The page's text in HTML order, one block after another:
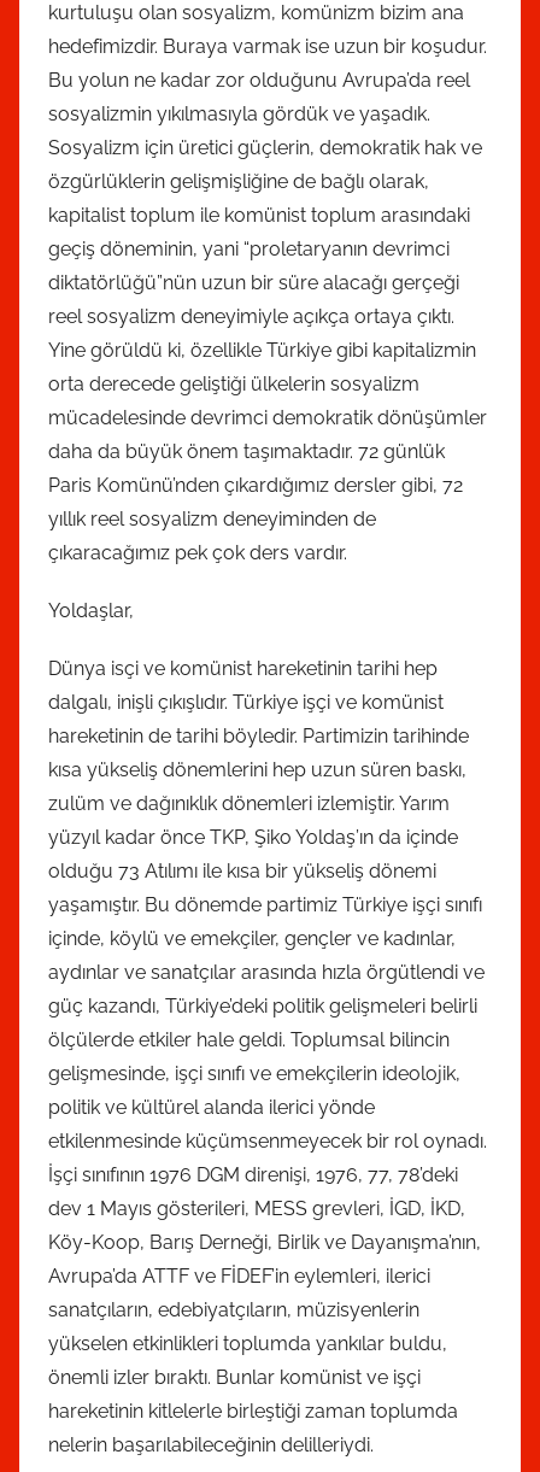
kurtuluşu olan sosyalizm, komünizm bizim ana
hedefimizdir. Buraya varmak ise uzun bir koşudur.
Bu yolun ne kadar zor olduğunu Avrupa’da reel
sosyalizmin yıkılmasıyla gördük ve yaşadık.
Sosyalizm için üretici güçlerin, demokratik hak ve
özgürlüklerin gelişmişliğine de bağlı olarak,
kapitalist toplum ile komünist toplum arasındaki
geçiş döneminin, yani “proletaryanın devrimci
diktatörlüğü”nün uzun bir süre alacağı gerçeği
reel sosyalizm deneyimiyle açıkça ortaya çıktı.
Yine görüldü ki, özellikle Türkiye gibi kapitalizmin
orta derecede geliştiği ülkelerin sosyalizm
mücadelesinde devrimci demokratik dönüşümler
daha da büyük önem taşımaktadır. 72 günlük
Paris Komünü’nden çıkardığımız dersler gibi, 72
yıllık reel sosyalizm deneyiminden de
çıkaracağımız pek çok ders vardır.
Yoldaşlar,
Dünya isçi ve komünist hareketinin tarihi hep
dalgalı, inişli çıkışlıdır. Türkiye işçi ve komünist
hareketinin de tarihi böyledir. Partimizin tarihinde
kısa yükseliş dönemlerini hep uzun süren baskı,
zulüm ve dağınıklık dönemleri izlemiştir. Yarım
yüzyıl kadar önce TKP, Şiko Yoldaş’ın da içinde
olduğu 73 Atılımı ile kısa bir yükseliş dönemi
yaşamıştır. Bu dönemde partimiz Türkiye işçi sınıfı
içinde, köylü ve emekçiler, gençler ve kadınlar,
aydınlar ve sanatçılar arasında hızla örgütlendi ve
güç kazandı, Türkiye’deki politik gelişmeleri belirli
ölçülerde etkiler hale geldi. Toplumsal bilincin
gelişmesinde, işçi sınıfı ve emekçilerin ideolojik,
politik ve kültürel alanda ilerici yönde
etkilenmesinde küçümsenmeyecek bir rol oynadı.
İşçi sınıfının 1976 DGM direnişi, 1976, 77, 78’deki
dev 1 Mayıs gösterileri, MESS grevleri, İGD, İKD,
Köy-Koop, Barış Derneği, Birlik ve Dayanışma’nın,
Avrupa’da ATTF ve FİDEF’in eylemleri, ilerici
sanatçıların, edebiyatçıların, müzisyenlerin
yükselen etkinlikleri toplumda yankılar buldu,
önemli izler bıraktı. Bunlar komünist ve işçi
hareketinin kitlelerle birleştiği zaman toplumda
nelerin başarılabileceğinin delilleriydi.